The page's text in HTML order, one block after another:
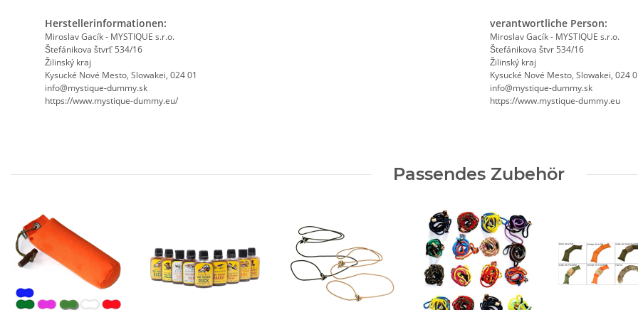
Herstellerinformationen:
Miroslav Gacík - MYSTIQUE s.r.o.
Štefánikova štvrť 534/16
Žilinský kraj
Kysucké Nové Mesto, Slowakei, 024 01
info@mystique-dummy.sk
https://www.mystique-dummy.eu/
verantwortliche Person:
Miroslav Gacík - MYSTIQUE s.r.o.
Štefánikova štvr 534/16
Žilinský kraj
Kysucké Nové Mesto, Slowakei, 024
info@mystique-dummy.sk
https://www.mystique-dummy.eu
Passendes Zubehör